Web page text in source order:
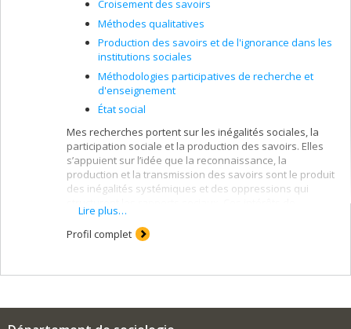
Croisement des savoirs
Méthodes qualitatives
Production des savoirs et de l'ignorance dans les
institutions sociales
Méthodologies participatives de recherche et
d'enseignement
État social
Mes recherches portent sur les inégalités sociales, la
participation sociale et la production des savoirs. Elles
s’appuient sur l’idée que la reconnaissance, la
production et la transmission des savoirs sont le produit
des inégalités systémiques et des oppressions qui
recherche me conduisent à mobiliser des
méthodologies de recherche participatives qui font la
promotion de rapports non hiérarchiques entre les
des services sociaux et de la santé qui offrent un
observatoire des rapports entre savoirs expérientiels,
Lire plus…
Profil complet